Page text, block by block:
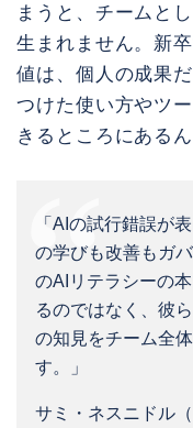
まうと、チームと
生まれません。新
値は、個人の成果
つけた使い方やツ
きるところにあるん
「AIの試行錯誤が
の学びも改善もガ
のAIリテラシーの
るのではなく、彼
の知見をチーム全
す。」
サミ・ネスニドル